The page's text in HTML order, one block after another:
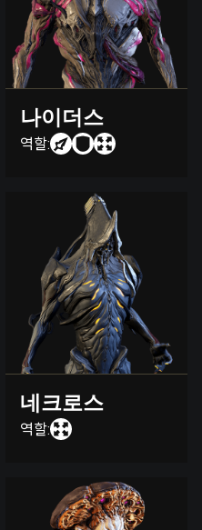
나이더스
역할:
네크로스
역할: